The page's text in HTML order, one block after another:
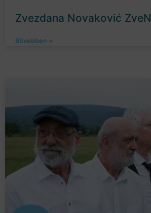
Zvezdana Novaković ZveN
Bővebben »